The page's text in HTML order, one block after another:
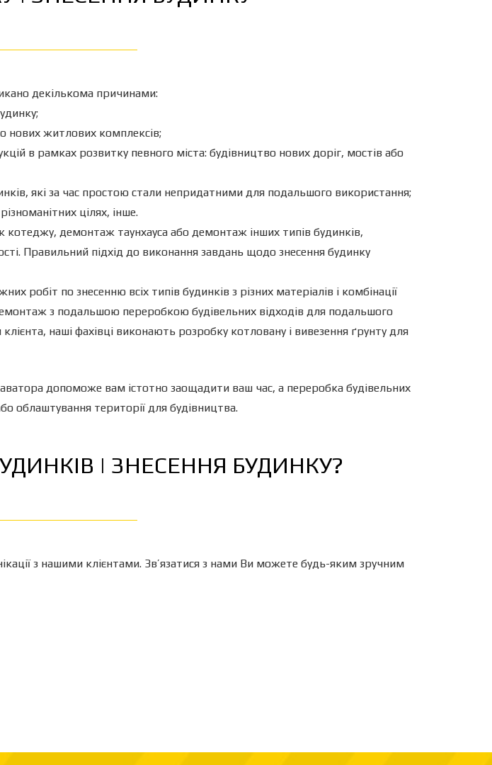
декількома причинами:
нових житлових комплексів;
в рамках розвитку певного міста: будівництво нових доріг, мостів або
які за час простою стали непридатними для подальшого використання;
цілях, інше.
демонтаж таунхауса або демонтаж інших типів будинків,
Правильний підхід до виконання завдань щодо знесення будинку
по знесенню всіх типів будинків з різних матеріалів і комбінації
з подальшою переробкою будівельних відходів для подальшого
наші фахівці виконають розробку котловану і вивезення ґрунту для
допоможе вам істотно заощадити ваш час, а переробка будівельних
облаштування території для будівництва.
| ЗНЕСЕННЯ БУДИНКУ?
з нашими клієнтами. Зв’язатися з нами Ви можете будь-яким зручним